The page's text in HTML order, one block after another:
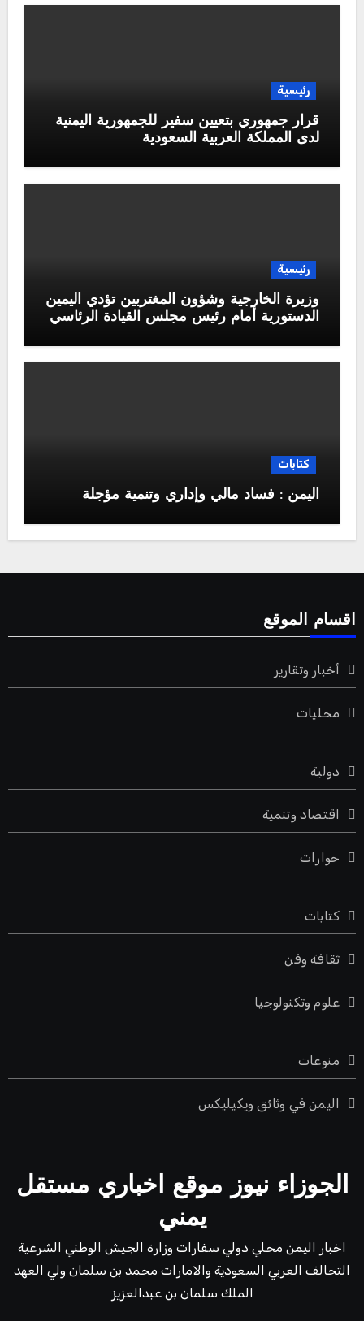
رئيسية
قرار جمهوري بتعيين سفير للجمهورية اليمنية
لدى المملكة العربية السعودية
رئيسية
وزيرة الخارجية وشؤون المغتربين تؤدي اليمين
الدستورية أمام رئيس مجلس القيادة الرئاسي
كتابات
اليمن : فساد مالي وإداري وتنمية مؤجلة
اقسام الموقع
أخبار وتقارير
محليات
دولية
اقتصاد وتنمية
حوارات
كتابات
ثقافة وفن
علوم وتكنولوجيا
منوعات
اليمن في وثائق ويكيليكس
الجوزاء نيوز موقع اخباري مستقل
يمني
اخبار اليمن محلي دولي سفارات وزارة الجيش الوطني الشرعية
التحالف العربي السعودية والامارات محمد بن سلمان ولي العهد
الملك سلمان بن عبدالعزيز